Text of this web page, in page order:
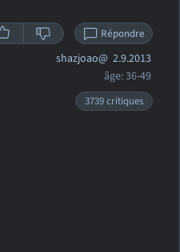
Répondre
shazjoao@ 2.9.2013
âge: 36-49
3739 critiques